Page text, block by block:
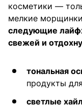
косметики —
мелкие
следующие
свежей и
тональная
продукты
светлые